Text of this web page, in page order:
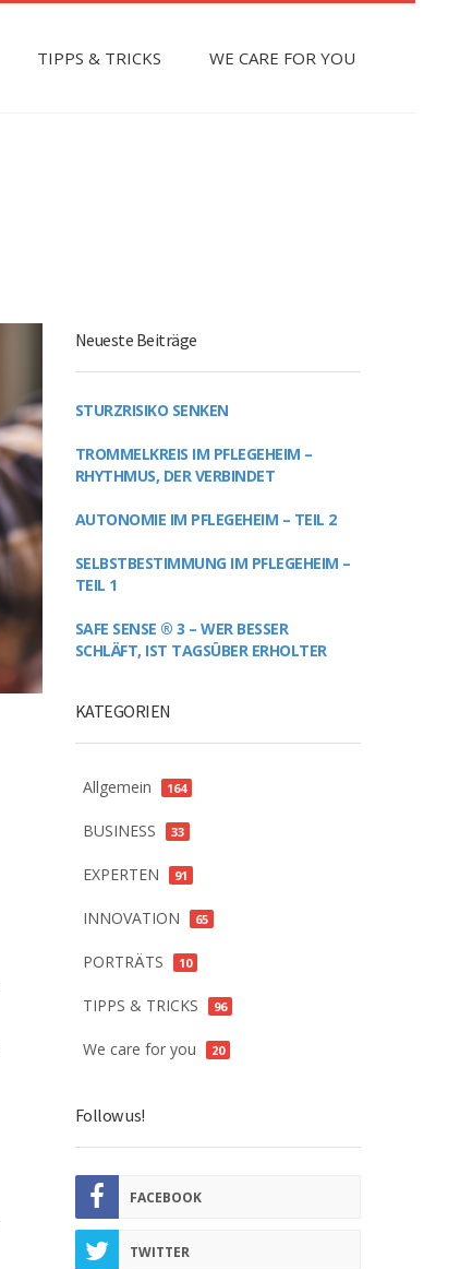
TIPPS & TRICKS WE CARE FOR YOU
Neueste Beiträge
STURZRISIKO SENKEN
TROMMELKREIS IM PFLEGEHEIM –
RHYTHMUS, DER VERBINDET
AUTONOMIE IM PFLEGEHEIM – TEIL 2
SELBSTBESTIMMUNG IM PFLEGEHEIM –
TEIL 1
SAFE SENSE ® 3 – WER BESSER
SCHLÄFT, IST TAGSÜBER ERHOLTER
KATEGORIEN
Allgemein 164
BUSINESS 33
EXPERTEN 91
INNOVATION 65
PORTRÄTS 10
TIPPS & TRICKS 96
We care for you 20
Follow us!
FACEBOOK
TWITTER